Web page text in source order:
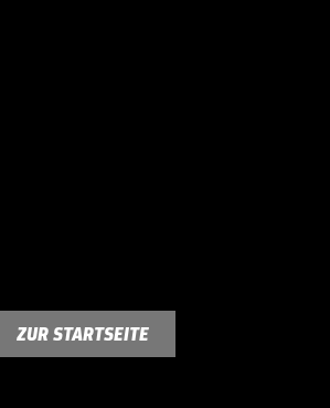
ZUR STARTSEITE